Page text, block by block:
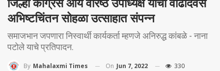
जिल्हा काँग्रेस आय वरिष्ठ उपाध्यक्ष यांचा वाढदिवस
अभिष्टचिंतन सोहळा उत्साहात संपन्न
समाजभान जपणारा निस्वार्थी कार्यकर्ता म्हणजे अनिरुद्ध कांबळे - नाना
पटोले याचे प्रतिपादन.
By Mahalaxmi Times On Jun 7, 2022 330